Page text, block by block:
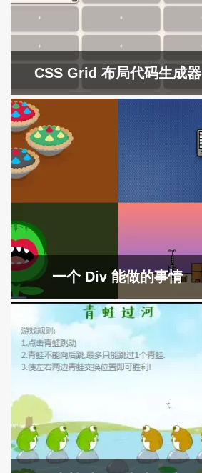
CSS Grid 布局代码生成器
一个 Div 能做的事情